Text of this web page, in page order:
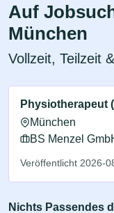
Auf
München
Vollzeit, Teilzeit
Physiotherapeut
München
BS Menzel
Veröffentlicht 2026-
Nichts Passendes